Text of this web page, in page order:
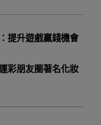
提升遊戲贏錢機會
彩朋友圈著名化妝